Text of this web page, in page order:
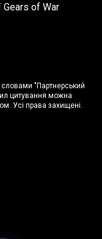
Gears of War
словами "Партнерський
цитування можна
Усі права захищені.